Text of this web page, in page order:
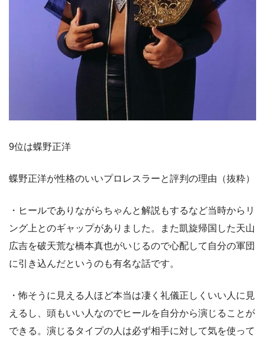
9位は蝶野正洋
蝶野正洋が性格のいいプロレスラーと評判の理由（抜粋）
・ヒールでありながらちゃんと解説もするなど当時からリ
ング上とのギャップがありました。また凱旋帰国した天山
広吉を破天荒な橋本真也がいじるので心配して自分の軍団
に引き込んだというのも有名な話です。
・怖そうに見える人ほど本当は凄く礼儀正しくいい人に見
えるし、頭もいい人なのでヒールを自分から演じることが
できる。演じるタイプの人は必ず相手に対して気を使って